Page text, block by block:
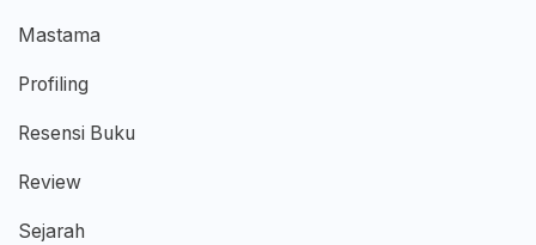
Mastama
Profiling
Resensi Buku
Review
Sejarah